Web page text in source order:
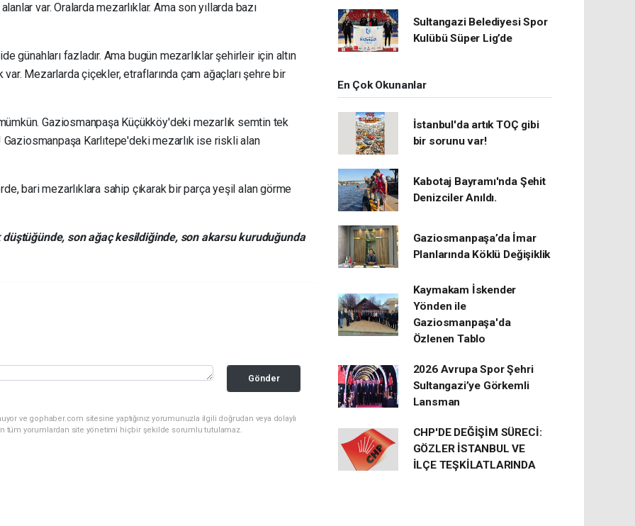
var. Oralarda mezarlıklar. Ama son yıllarda bazı
günahları fazladır. Ama bugün mezarlıklar şehirleir için altın
Mezarlarda çiçekler, etraflarında çam ağaçları şehre bir
Gaziosmanpaşa Küçükköy'deki mezarlık semtin tek
Gaziosmanpaşa Karlıtepe'deki mezarlık ise riskli alan
bari mezarlıklara sahip çıkarak bir parça yeşil alan görme
düştüğünde, son ağaç kesildiğinde, son akarsu kuruduğunda
Gönder
ve gophaber.com sitesine yaptığınız yorumunuzla ilgili doğrudan veya dolaylı
tüm yorumlardan site yönetimi hiçbir şekilde sorumlu tutulamaz.
Sultangazi Belediyesi Spor
Kulübü Süper Lig’de
En Çok Okunanlar
İstanbul'da artık TOÇ gibi
bir sorunu var!
Kabotaj Bayramı'nda Şehit
Denizciler Anıldı.
Gaziosmanpaşa’da İmar
Planlarında Köklü Değişiklik
Kaymakam İskender
Yönden ile
Gaziosmanpaşa'da
Özlenen Tablo
2026 Avrupa Spor Şehri
Sultangazi’ye Görkemli
Lansman
CHP'DE DEĞİŞİM SÜRECİ:
GÖZLER İSTANBUL VE
İLÇE TEŞKİLATLARINDA